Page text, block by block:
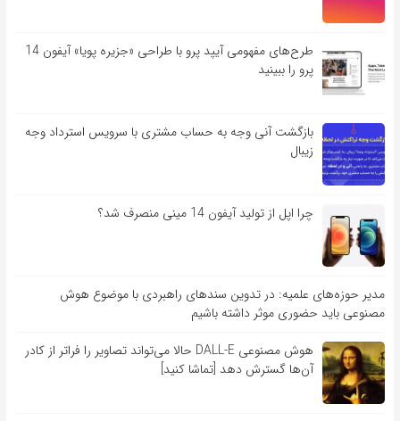
طرح‌های مفهومی آیپد پرو با طراحی «جزیره پویا» آیفون 14
پرو را ببینید
بازگشت آنی وجه به حساب مشتری با سرویس استرداد وجه
زیبال
چرا اپل از تولید آیفون 14 مینی منصرف شد؟
مدیر حوزه‌های علمیه: در تدوین سندهای راهبردی با موضوع هوش
مصنوعی باید حضوری موثر داشته باشیم
هوش مصنوعی DALL-E حالا می‌تواند تصاویر را فراتر از کادر
آن‌ها گسترش دهد [تماشا کنید]